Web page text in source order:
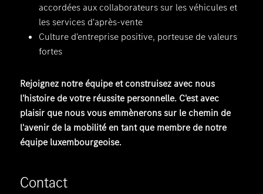
accordées aux collaborateurs sur les véhicules et
les services d'après-vente
Culture d'entreprise positive, porteuse de valeurs
fortes
Rejoignez notre équipe et construisez avec nous
l'histoire de votre réussite personnelle. C'est avec
plaisir que nous vous emmènerons sur le chemin de
l'avenir de la mobilité en tant que membre de notre
équipe luxembourgeoise.
Contact